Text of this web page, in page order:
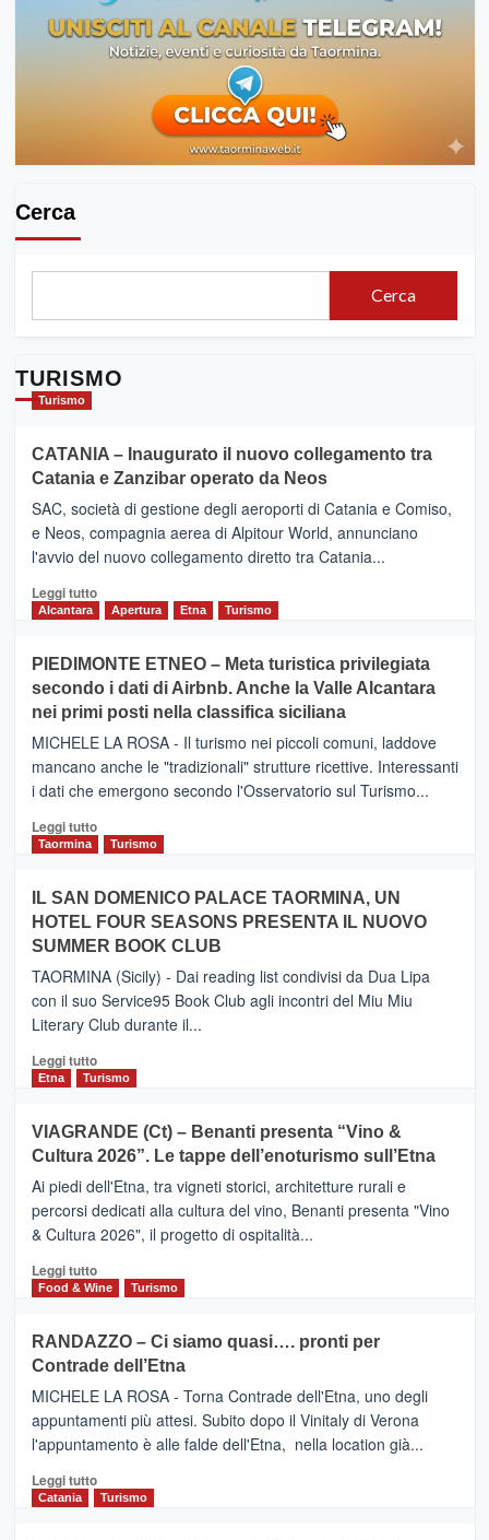
Cerca
Cerca
TURISMO
Turismo
CATANIA – Inaugurato il nuovo collegamento tra
Catania e Zanzibar operato da Neos
SAC, società di gestione degli aeroporti di Catania e Comiso,
e Neos, compagnia aerea di Alpitour World, annunciano
l'avvio del nuovo collegamento diretto tra Catania...
Leggi tuttoLeggi
CATANIA
–
Inaugurato
il
nuovo
collegamento
tra
e
Zanzibar
da
Neos
Alcantara Apertura Etna Turismo
PIEDIMONTE ETNEO – Meta turistica privilegiata
secondo i dati di Airbnb. Anche la Valle Alcantara
nei primi posti nella classifica siciliana
MICHELE LA ROSA - Il turismo nei piccoli comuni, laddove
mancano anche le "tradizionali" strutture ricettive. Interessanti
i dati che emergono secondo l'Osservatorio sul Turismo...
Leggi tuttoLeggi
PIEDIMONTE
ETNEO
–
Meta
turistica
privilegiata
secondo
dati
di
Anche
la
Alcantara
nei
primi
nella
classifica
Taormina Turismo
IL SAN DOMENICO PALACE TAORMINA, UN
HOTEL FOUR SEASONS PRESENTA IL NUOVO
SUMMER BOOK CLUB
TAORMINA (Sicily) - Dai reading list condivisi da Dua Lipa
con il suo Service95 Book Club agli incontri del Miu Miu
Literary Club durante il...
Leggi tuttoLeggi
di
IL
SAN
DOMENICO
PALACE
TAORMINA,
UN
HOTEL
FOUR
IL
NUOVO
SUMMER
CLUB
Etna Turismo
VIAGRANDE (Ct) – Benanti presenta “Vino &
Cultura 2026”. Le tappe dell’enoturismo sull’Etna
Ai piedi dell'Etna, tra vigneti storici, architetture rurali e
percorsi dedicati alla cultura del vino, Benanti presenta "Vino
& Cultura 2026", il progetto di ospitalità...
Leggi tuttoLeggi
di
VIAGRANDE
(Ct)
–
Benanti
presenta
“Vino
&
Cultura
Food & Wine Turismo
RANDAZZO – Ci siamo quasi…. pronti per
Contrade dell’Etna
MICHELE LA ROSA - Torna Contrade dell'Etna, uno degli
appuntamenti più attesi. Subito dopo il Vinitaly di Verona
l'appuntamento è alle falde dell'Etna, nella location già...
Leggi tuttoLeggi
di
Catania Turismo